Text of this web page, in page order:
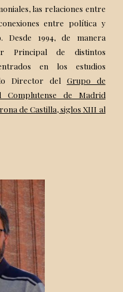
las relaciones entre
entre política y
1994, de manera
Principal de distintos
en los estudios
Director del Grupo de
Complutense de Madrid
de Castilla, siglos XIII al